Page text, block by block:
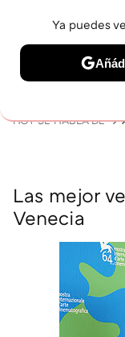
BELLEZA
HOY SE HABLA DE
Las mejor
Venecia
Ya puedes